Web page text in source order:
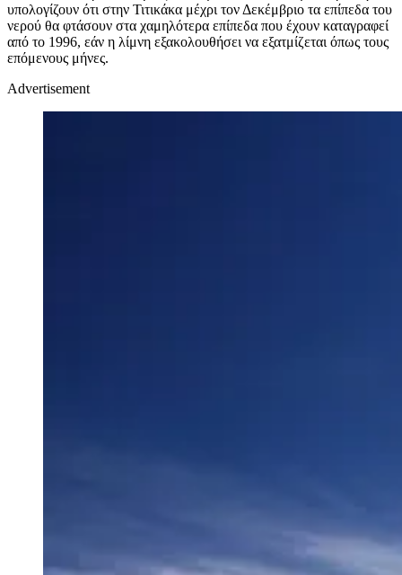
υπολογίζουν ότι στην Τιτικάκα μέχρι τον Δεκέμβριο τα επίπεδα του
νερού θα φτάσουν στα χαμηλότερα επίπεδα που έχουν καταγραφεί
από το 1996, εάν η λίμνη εξακολουθήσει να εξατμίζεται όπως τους
επόμενους μήνες.
Advertisement